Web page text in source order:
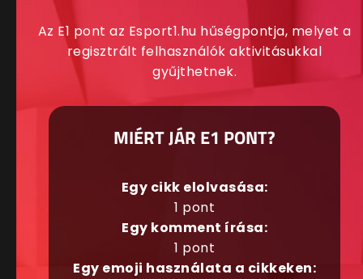
Az E1 pont az Esport1.hu hűségpontja, melyet a
regisztrált felhasználók aktivitásukkal
gyűjthetnek.
MIÉRT JÁR E1 PONT?
Egy cikk elolvasása:
1 pont
Egy komment írása:
1 pont
Egy emoji használata a cikkeken: